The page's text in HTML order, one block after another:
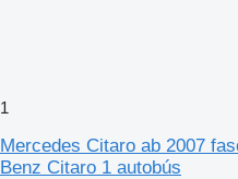
1
Mercedes Citaro ab 2007
Benz Citaro 1 autobús